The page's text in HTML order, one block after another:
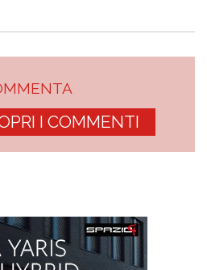
I COMMENTI